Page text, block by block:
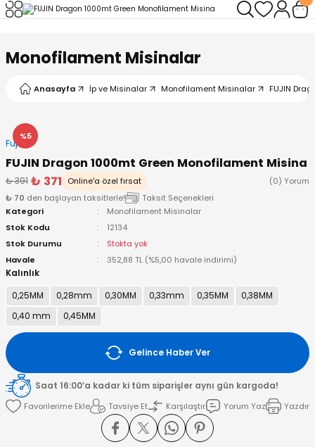
Monofilament Misinalar
Anasayfa İp ve Misinalar Monofilament Misinalar FUJIN
%5
Fujin
FUJIN Dragon 1000mt Green Monofilament Misina
₺ 391 ₺ 371 Online'a özel fırsat
(0) Yorum
₺ 70 den başlayan taksitlerle!
Taksit Seçenekleri
Kategori
Monofilament Misinalar
Stok Kodu
12134
Stok Durumu
Stokta yok
Havale
352,88 TL (%5,00 havale indirimi)
Kalınlık
0,25MM
0,28mm 0,30MM 0,33mm 0,35MM
0,38MM
0,40 mm
0,45MM
Gelince Haber Ver
Saat 16:00’a kadar ki tüm siparişler aynı gün kargoda!
Tavsiye Et
Karşılaştır Yorum Yaz Yazdır
Geri Dön
Makineleri
Geri Dön
Kamışlar
Geri Dön
Misinalar
Misinalar
Geri Dön
- Klips
Halka
Geri Dön
Geri Dön
& El Feneri